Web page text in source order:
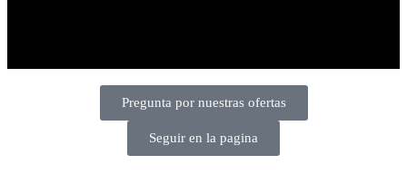
Pregunta por nuestras ofertas
Seguir en la pagina